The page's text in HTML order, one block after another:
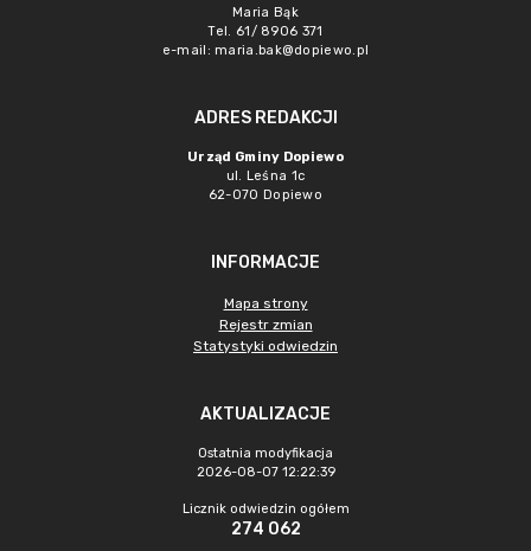
Maria Bąk
Tel. 61/ 8906 371
e-mail: maria.bak@dopiewo.pl
ADRES REDAKCJI
Urząd Gminy Dopiewo
ul. Leśna 1c
62-070 Dopiewo
INFORMACJE
Mapa strony
Rejestr zmian
Statystyki odwiedzin
AKTUALIZACJE
Ostatnia modyfikacja
2026-08-07 12:22:39
Licznik odwiedzin ogółem
274 062